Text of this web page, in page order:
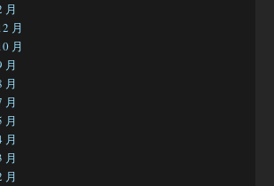
月
月
月
月
月
月
月
月
月
月